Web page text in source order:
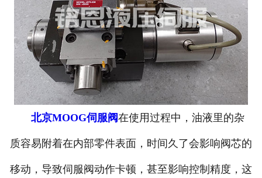
售后服务
联系我们
北京MOOG伺服阀在使用过程中，油液里的杂
质容易附着在内部零件表面，时间久了会影响阀芯的
移动，导致伺服阀动作卡顿，甚至影响控制精度，这